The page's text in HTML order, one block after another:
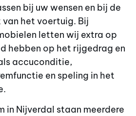
bij uw wensen en bij de
het voertuig. Bij
letten wij extra op
hebben op het rijgedrag en
accuconditie,
en speling in het
in Nijverdal staan meerdere